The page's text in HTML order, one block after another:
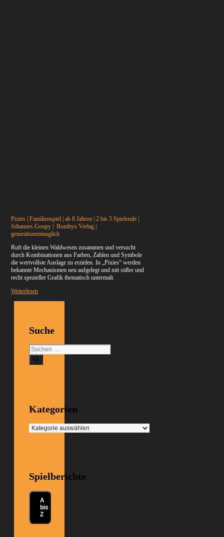
Pixies | Familienspiel | ab 8 Jahren | 2 bis 5 Spielende |
Johannes Goupy | Bombyx Verlag |
generationentauglich
Ruft die kleinen Waldwesen zusammen und versucht
durch Kombinationen aus Farben, Zahlen und Symbole
die wertvollste Auslage zu erzielen. In „Pixies“ werden
bekannte Mechanismen neu aufgelegt und mit süßer und
recht spezieller Grafik thematisch untermalt.
Weiterlesen
Suche
Suchen
nach:
Kategorien
Kategorien
Spielberichte
A
bis
Z